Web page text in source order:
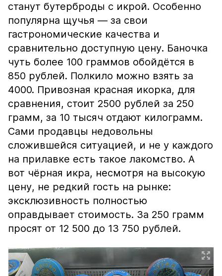
станут бутерброды с икрой. Особенно
популярна щучья — за свои
гастрономические качества и
сравнительно доступную цену. Баночка
чуть более 100 граммов обойдётся в
850 рублей. Полкило можно взять за
4000. Привозная красная икорка, для
сравнения, стоит 2500 рублей за 250
грамм, за 10 тысяч отдают килограмм.
Сами продавцы недовольны
сложившейся ситуацией, и не у каждого
на прилавке есть такое лакомство. А
вот чёрная икра, несмотря на высокую
цену, не редкий гость на рынке:
эксклюзивность полностью
оправдывает стоимость. За 250 грамм
просят от 12 500 до 13 750 рублей.